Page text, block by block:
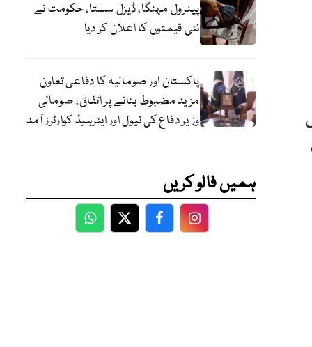
پیٹرول مہنگا، ڈیزل سستا، حکومت نے
نئی قیمتوں کا اعلان کر دیا
پاکستان اور صومالیہ کا دفاعی تعاون
مزید مضبوط بنانے پر اتفاق، صومالی
وزیر دفاع کی نیول اور ایئرہیڈ کوارٹرز آمد
ہمیں فالو کریں
WhatsApp
TwitterFacebookFacebook